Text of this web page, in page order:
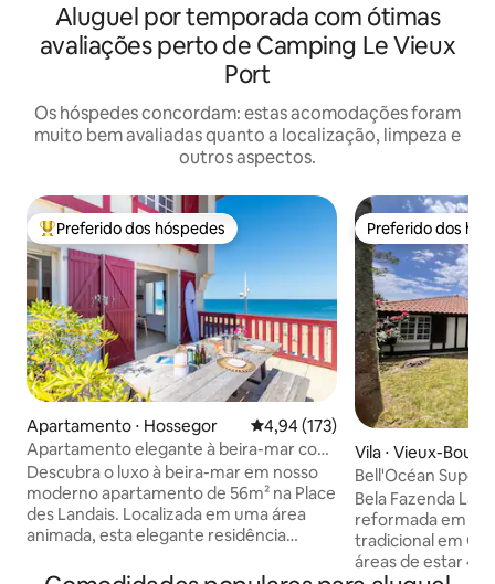
Aluguel por temporada com ótimas
avaliações perto de Camping Le Vieux
Port
Os hóspedes concordam: estas acomodações foram
muito bem avaliadas quanto a localização, limpeza e
outros aspectos.
Entre os melhores preferidos dos hóspedes
Preferido dos hóspedes
Apartamento ⋅ Hossegor 4,94 de uma avaliação média de
4,94 (173)
Apartamento elegante à beira-mar com
terraço com vista para o mar
Descubra o luxo à beira-mar em nosso
moderno apartamento de 56m² na Place
des Landais. Localizada em uma área
animada, esta elegante residência
terraço com vista para o mar. Durma
Preferido dos
Preferido dos
Vila ⋅ Vieux-
Bell'Océan
estrelas
Bela Fazenda
reformada em
tradicional em
áreas de estar 4 quartos com roupa de